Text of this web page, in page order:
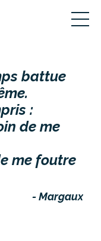
battue
:
de me
me foutre
- Margaux